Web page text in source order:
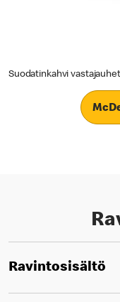
Suodatinkahvi
Ravintosisältö